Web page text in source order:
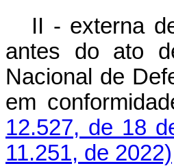
II - externa
antes do ato
Nacional de
em
12.527, de 18
11.251, de 2022)